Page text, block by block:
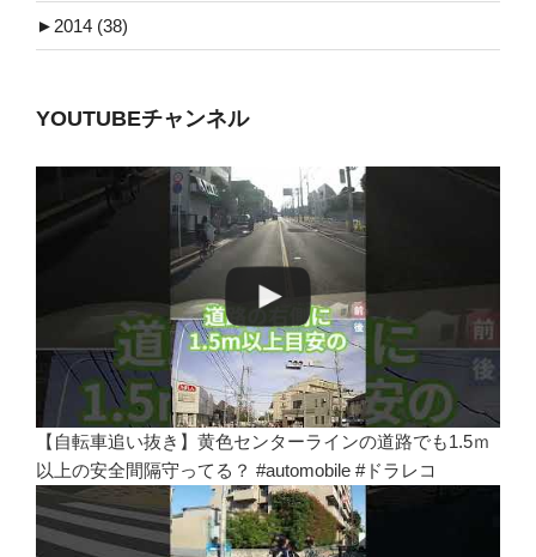
► 2014 (38)
YOUTUBEチャンネル
【自転車追い抜き】黄色センターラインの道路でも1.5ｍ
以上の安全間隔守ってる？ #automobile #ドラレコ